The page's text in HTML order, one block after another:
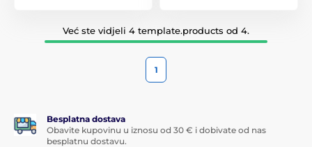
Već ste vidjeli 4 template.products od 4.
1
Besplatna dostava
Obavite kupovinu u iznosu od 30 € i dobivate od nas
besplatnu dostavu.